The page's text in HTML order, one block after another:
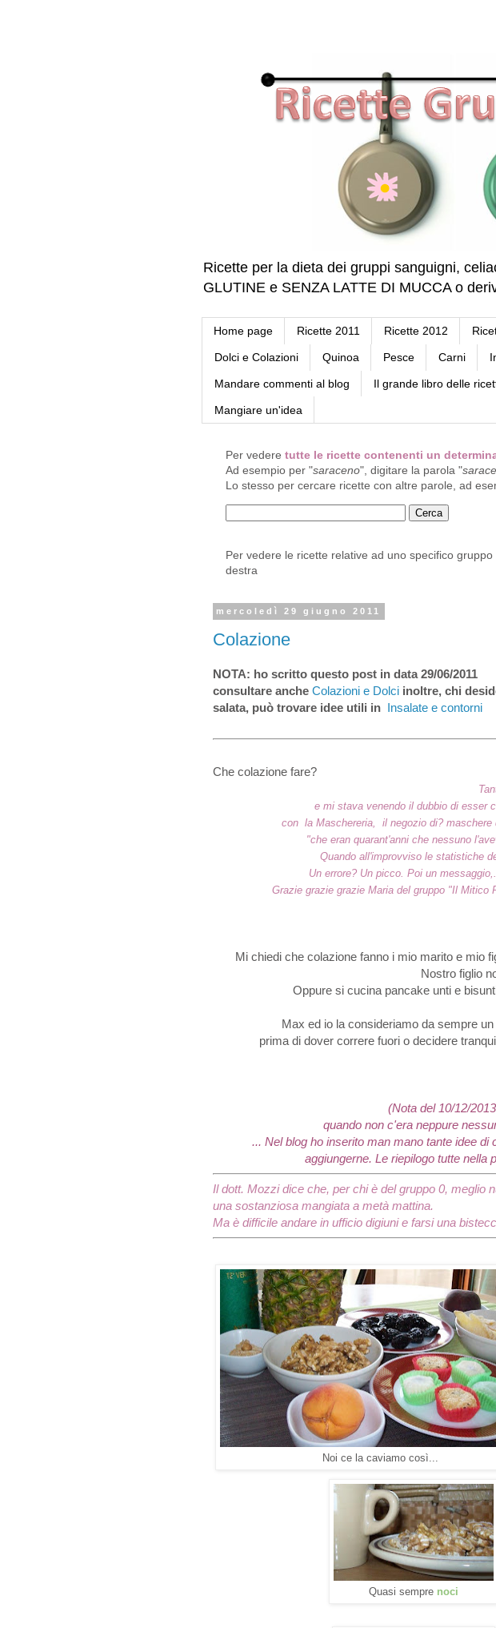
Ricette per la dieta dei gruppi sanguigni,
GLUTINE e SENZA LATTE DI MUCCA o
Home page Ricette 2011 Ricette 2012
Dolci e Colazioni Quinoa Pesce Carni
Mandare commenti al blog Il grande libro delle
Mangiare un'idea
Per vedere tutte le ricette contenenti un
Ad esempio per "saraceno", digitare la parola "
Lo stesso per cercare ricette con altre parole, ad
Per vedere le ricette relative ad uno specifico
destra
mercoledì 29 giugno 2011
Colazione
NOTA: ho scritto questo post in data 29/06/2011
consultare anche Colazioni e Dolci inoltre, chi
salata, può trovare idee utili in Insalate e contorni
Che colazione fare?
e mi stava venendo il dubbio di esser
con la Maschereria, il negozio di? maschere
"che eran quarant'anni che nessuno
Quando all'improvviso le statistiche
Un errore? Un picco. Poi un
Grazie grazie grazie Maria del gruppo "Il Mitico
Mi chiedi che colazione fanno i mio marito e mio
Nostro figlio
Oppure si cucina pancake unti e
Max ed io la consideriamo da sempre
prima di dover correre fuori o decidere
(Nota del 10/12/
quando non c'era neppure
... Nel blog ho inserito man mano tante idee di
aggiungerne. Le riepilogo tutte nella
Il dott. Mozzi dice che, per chi è del gruppo 0, meglio
una sostanziosa mangiata a metà mattina.
Ma è difficile andare in ufficio digiuni e farsi una
Noi ce la caviamo così...
Quasi sempre noci